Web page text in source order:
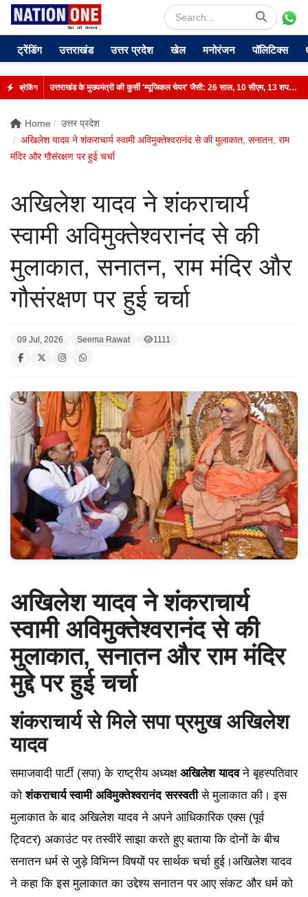
ब्रेकिंग उत्तराखंड के मुख्यमंत्री की कुर्सी 'म्यूजिकल चेयर' जैसी: 26 साल, 10 सीएम, 13 शपथ; जानिए रोचक किस्सा
ट्रेंडिंग उत्तराखंड उत्तर प्रदेश खेल मनोरंजन पॉलिटिक्स
Home
उत्तर प्रदेश
अखिलेश यादव ने शंकराचार्य स्वामी अविमुक्तेश्वरानंद से की मुलाकात, सनातन, राम
मंदिर और गौसंरक्षण पर हुई चर्चा
अखिलेश यादव ने शंकराचार्य
स्वामी अविमुक्तेश्वरानंद से की
मुलाकात, सनातन, राम मंदिर और
गौसंरक्षण पर हुई चर्चा
09 Jul, 2026 Seema Rawat 1111
अखिलेश यादव ने शंकराचार्य
स्वामी अविमुक्तेश्वरानंद से की
मुलाकात, सनातन और राम मंदिर
मुद्दे पर हुई चर्चा
शंकराचार्य से मिले सपा प्रमुख अखिलेश
यादव
समाजवादी पार्टी (सपा) के राष्ट्रीय अध्यक्ष अखिलेश यादवने बृहस्पतिवार
कोशंकराचार्य स्वामी अविमुक्तेश्वरानंद सरस्वतीसे मुलाकात की। इस
मुलाकात के बाद अखिलेश यादव ने अपने आधिकारिक एक्स (पूर्व
ट्विटर) अकाउंट पर तस्वीरें साझा करते हुए बताया कि दोनों के बीच
सनातन धर्म से जुड़े विभिन्न विषयों पर सार्थक चर्चा हुई।अखिलेश यादव
ने कहा कि इस मुलाकात का उद्देश्य सनातन पर आए संकट और धर्म को